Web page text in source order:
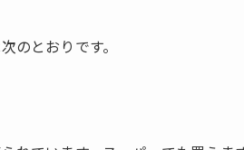
のとおりです。